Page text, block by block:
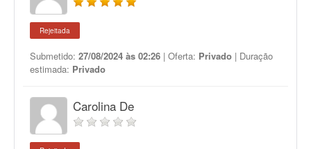
Rejeitada
Submetido: 27/08/2024 às 02:26 | Oferta: Privado | Duração
estimada: Privado
Carolina De